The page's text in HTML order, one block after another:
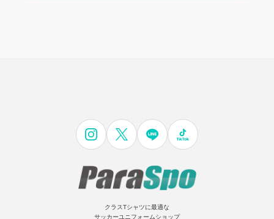
クラスTシャツに最適な
サッカーユニフォームショップ